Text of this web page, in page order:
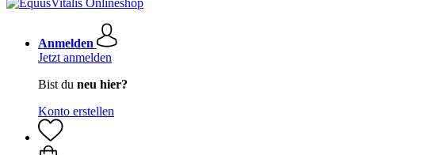
Anmelden
Jetzt anmelden
Bist du neu hier?
Konto erstellen